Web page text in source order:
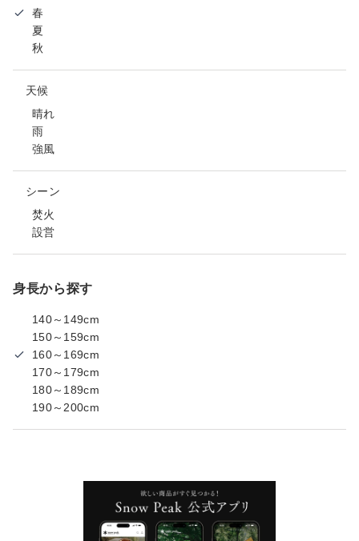
春
夏
秋
天候
晴れ
雨
強風
シーン
焚火
設営
身長から探す
140～149cm
150～159cm
160～169cm
170～179cm
180～189cm
190～200cm